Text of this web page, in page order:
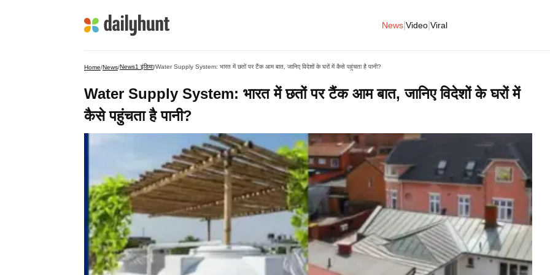
News Video Viral
Home/News/News1 इंडिया/Water Supply System: भारत में छतों पर टैंक आम बात, जानिए विदेशों के घरों में कैसे पहुंचता है पानी?
Water Supply System: भारत में छतों पर टैंक आम बात, जानिए विदेशों के घरों में
कैसे पहुंचता है पानी?